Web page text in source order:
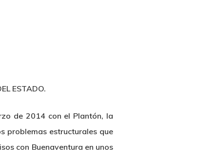
ESTADO.
de 2014 con el Plantón, la
problemas estructurales que
con Buenaventura en unos